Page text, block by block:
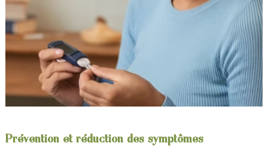
Prévention et réduction des symptômes